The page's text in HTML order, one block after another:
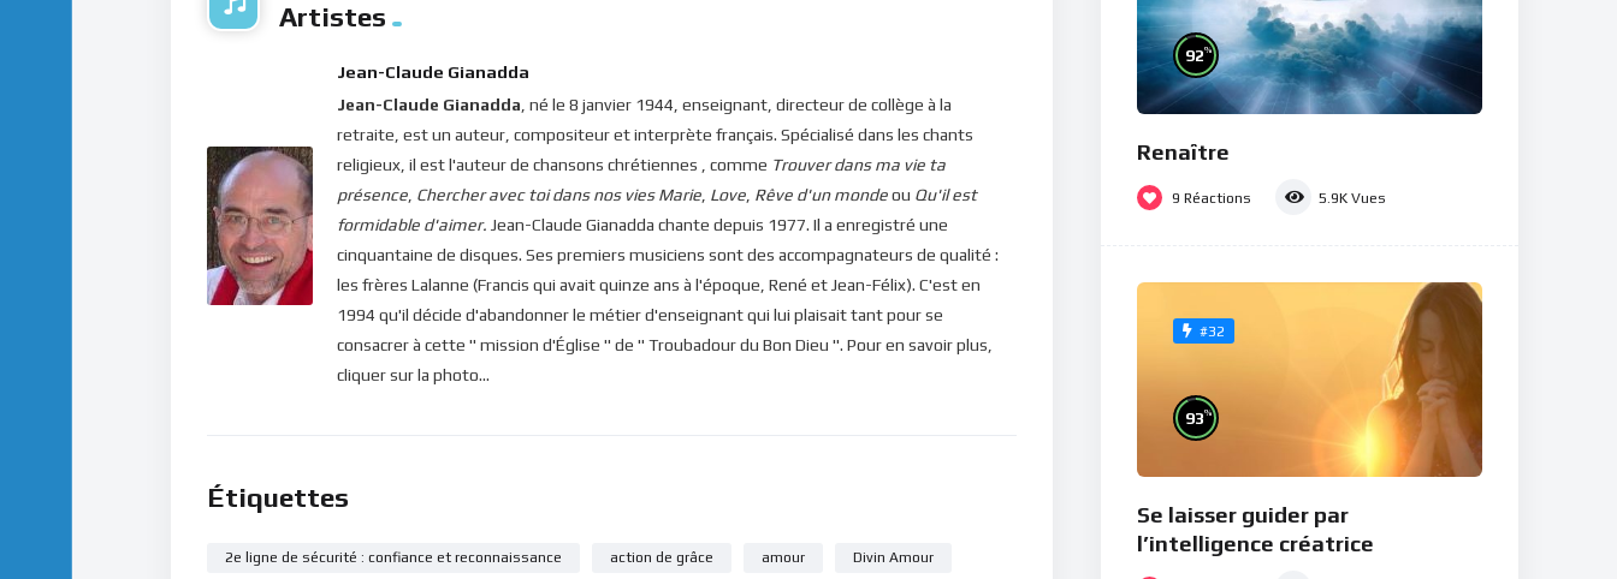
Artistes
Jean-Claude Gianadda
Jean-Claude Gianadda , né le 8 janvier 1944, enseignant, directeur de collège à la
retraite, est un auteur, compositeur et interprète français. Spécialisé dans les chants
religieux, il est l'auteur de chansons chrétiennes , comme Trouver dans ma vie ta
présence Chercher avec toi dans nos vies Marie Love Rêve d'un mondeou Qu'il est
formidable d'aimer. Jean-Claude Gianadda chante depuis 1977. Il a enregistré une
cinquantaine de disques. Ses premiers musiciens sont des accompagnateurs de qualité :
les frères Lalanne (Francis qui avait quinze ans à l'époque, René et Jean-Félix). C'est en
1994 qu'il décide d'abandonner le métier d'enseignant qui lui plaisait tant pour se
consacrer à cette " mission d'Église " de " Troubadour du Bon Dieu ". Pour en savoir plus,
cliquer sur la photo...
Étiquettes
2e ligne de sécurité : confiance et reconnaissance action de grâce amour Divin Amour
92%
Renaître
9 Réactions 5.9K Vues
#32
93%
Se laisser guider par
l’intelligence créatrice